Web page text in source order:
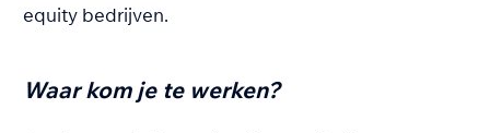
equity bedrijven.
Waar kom je te werken?